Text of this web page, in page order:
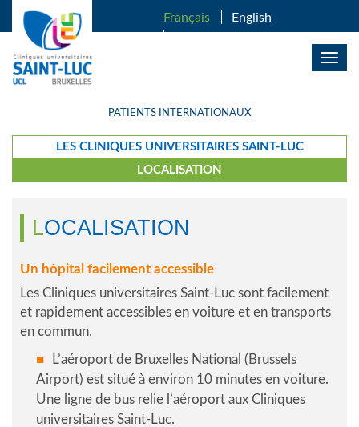
Français
English
PATIENTS INTERNATIONAUX
LES CLINIQUES UNIVERSITAIRES SAINT-LUC
LOCALISATION
LOCALISATION
Un hôpital facilement accessible
Les Cliniques universitaires Saint-Luc sont facilement
et rapidement accessibles en voiture et en transports
en commun.
L’aéroport de Bruxelles National (Brussels
Airport) est situé à environ 10 minutes en voiture.
Une ligne de bus relie l’aéroport aux Cliniques
universitaires Saint-Luc.